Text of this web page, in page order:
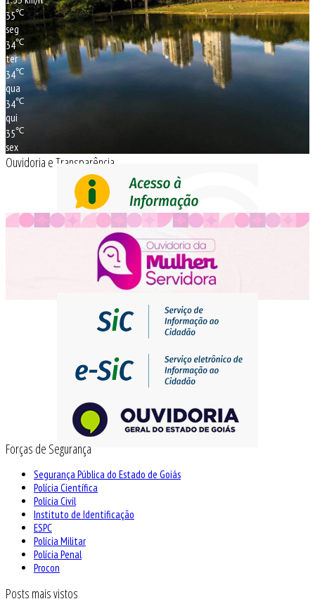
35℃
seg
34℃
ter
34℃
qua
34℃
qui
35℃
sex
Ouvidoria e Transparência
Forças de Segurança
Segurança Pública do Estado de Goiás
Polícia Científica
Polícia Civil
Instituto de Identificação
ESPC
Polícia Militar
Polícia Penal
Procon
Posts mais vistos